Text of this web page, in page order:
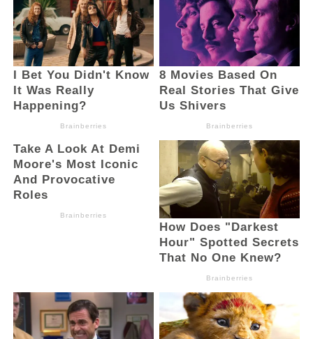
Sementara itu, Pj Bupati Bolmong dr.
Jusnan Calamento Mokoginta, MARS
berharap, 30 anggota DPRD yang baru
dilantik, dapat terus bersinergi dengan
“Banyak selamat kepada semua Anggota
DPRD Bolmong yang baru dilantik. Kiranya
bisa bersinergi bersama pemerintah